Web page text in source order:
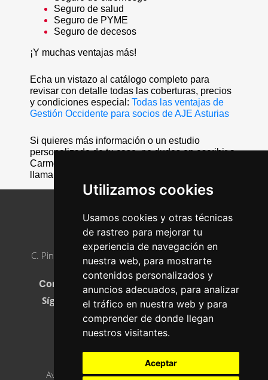
Utilizamos cookies
Usamos cookies y otras técnicas
de rastreo para mejorar tu
experiencia de navegación en
nuestra web, para mostrarte
contenidos personalizados y
anuncios adecuados, para analizar
el tráfico en nuestra web y para
comprender de donde llegan
nuestros visitantes.
Aceptar
Seguro de salud
Seguro de PYME
Seguro de decesos
¡Y muchas ventajas más!
Echa un vistazo al catálogo completo para
revisar con detalle todas las coberturas, precios
y condiciones especial: Todas las ventajas de
Gestión Occidente para socios de AJE Asturias
Si quieres más información o un estudio
personalizado de tu caso, no dudes en escribir a
Carmen (carmenfelizvega9@gmail.com), o
llamar al 665 77 39 64
AJE ASTURIAS
C. Pintor Luis Fernández, 2, 33005 Oviedo, Asturias
Teléfono :
985 23 21 05
Correo electrónico:
info@ajeasturias.com
Síguenos en
Aviso legal, política de privacidad y cookies